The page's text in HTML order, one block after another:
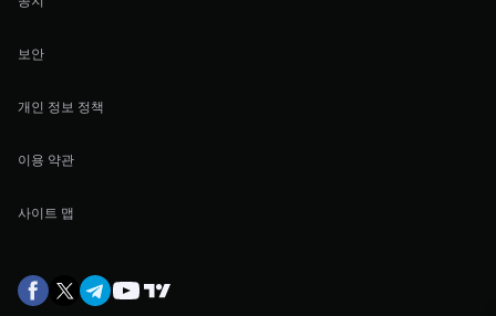
보안
개인 정보 정책
이용 약관
사이트 맵